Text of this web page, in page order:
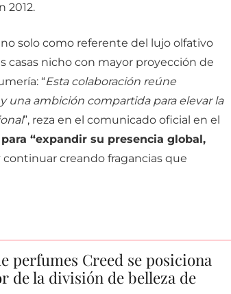
2012.
solo como referente del lujo olfativo
nicho con mayor proyección de
“Esta colaboración reúne
una ambición compartida para elevar la
”, reza en el comunicado oficial en el
“expandir su presencia global,
creando fragancias que
perfumes Creed se posiciona
de la división de belleza de